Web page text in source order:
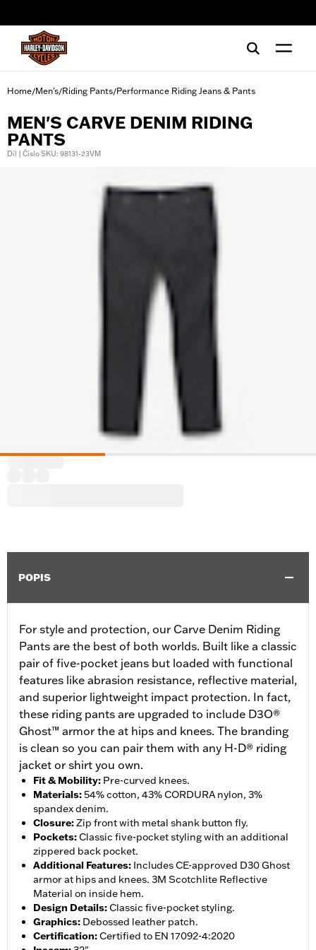
Home/Men's/Riding Pants/Performance Riding Jeans & Pants
MEN'S CARVE DENIM RIDING
PANTS
Díl | Číslo SKU: 98131-23VM
POPIS
For style and protection, our Carve Denim Riding
Pants are the best of both worlds. Built like a classic
pair of five-pocket jeans but loaded with functional
features like abrasion resistance, reflective material,
and superior lightweight impact protection. In fact,
these riding pants are upgraded to include D3O®
Ghost™ armor the at hips and knees. The branding
is clean so you can pair them with any H-D® riding
jacket or shirt you own.
Fit & Mobility: Pre-curved knees.
Materials:54% cotton, 43% CORDURA nylon, 3%
spandex denim.
Closure:Zip front with metal shank button fly.
Pockets:Classic five-pocket styling with an additional
zippered back pocket.
Additional Features: Includes CE-approved D30 Ghost
armor at hips and knees. 3M Scotchlite Reflective
Material on inside hem.
Design Details:Classic five-pocket styling.
Graphics: Debossed leather patch.
Certification:Certified to EN 17092-4:2020